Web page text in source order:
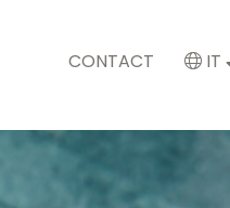
CONTACT IT